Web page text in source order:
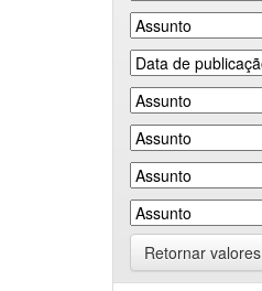
Retornar valores